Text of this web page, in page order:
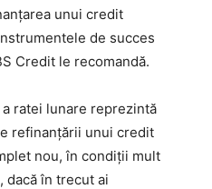
unui credit
de succes
Credit le recomandă.
ratei lunare reprezintă
refinanțării unui credit
nou, în condiții mult
dacă în trecut ai